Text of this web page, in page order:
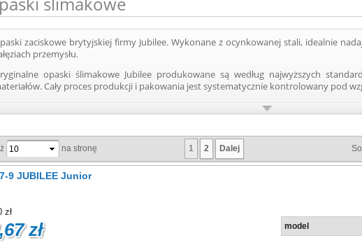
zaciskowe brytyjskiej firmy Jubilee. Wykonane z ocynkowanej stali, idealnie
przemysłu.
opaski ślimakowe Jubilee produkowane są według najwyższych
Cały proces produkcji i pakowania jest systematycznie kontrolowany pod
Ślimakowe opaski zaciskowe Jubilee posiadają certyfikat BS 5315 (British Standard) -
standardów jakościowych - oraz DIN3017 w celu zapewnienia
standardem spełnianym przez opaski ślimakowe Jubilee jest SAE -
Standard SAE J1508 określa wymogi przestrzenne dla różnego rodzaju
sposób określić rodzaj zacisku.
zaciskowe Jubilee są poddawane testom na korozję w komorze solnej (NSS)
przeprowadza się w zamkniętej komorze w temperaturze 35°C, w której rozpyla się 5%
na stronę 1 2 Dalej
9 JUBILEE Junior
zł
zł model